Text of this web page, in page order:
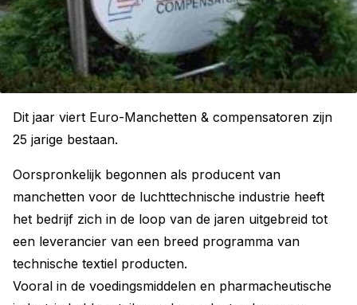
Dit jaar viert Euro-Manchetten & compensatoren zijn
25 jarige bestaan.
Oorspronkelijk begonnen als producent van
manchetten voor de luchttechnische industrie heeft
het bedrijf zich in de loop van de jaren uitgebreid tot
een leverancier van een breed programma van
technische textiel producten.
Vooral in de voedingsmiddelen en pharmacheutische